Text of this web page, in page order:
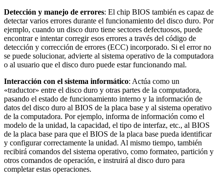
Detección y manejo de errores: El chip BIOS también es capaz de
detectar varios errores durante el funcionamiento del disco duro. Por
ejemplo, cuando un disco duro tiene sectores defectuosos, puede
encontrar e intentar corregir esos errores a través del código de
detección y corrección de errores (ECC) incorporado. Si el error no
se puede solucionar, advierte al sistema operativo de la computadora
o al usuario que el disco duro puede estar funcionando mal.
Interacción con el sistema informático: Actúa como un
«traductor» entre el disco duro y otras partes de la computadora,
pasando el estado de funcionamiento interno y la información de
datos del disco duro al BIOS de la placa base y al sistema operativo
de la computadora. Por ejemplo, informa de información como el
modelo de la unidad, la capacidad, el tipo de interfaz, etc., al BIOS
de la placa base para que el BIOS de la placa base pueda identificar
y configurar correctamente la unidad. Al mismo tiempo, también
recibirá comandos del sistema operativo, como formateo, partición y
otros comandos de operación, e instruirá al disco duro para
completar estas operaciones.